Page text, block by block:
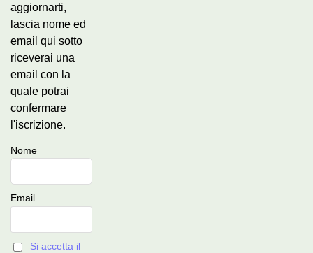
aggiornarti,
lascia nome ed
email qui sotto
riceverai una
email con la
quale potrai
confermare
l'iscrizione.
Nome
Email
Si accetta il